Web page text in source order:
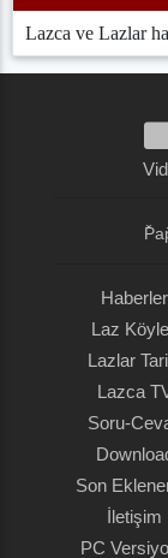
Lazca ve Lazlar
Haberler
Laz
Lazlar
Lazca
Soru-
Son
İletişim
PC